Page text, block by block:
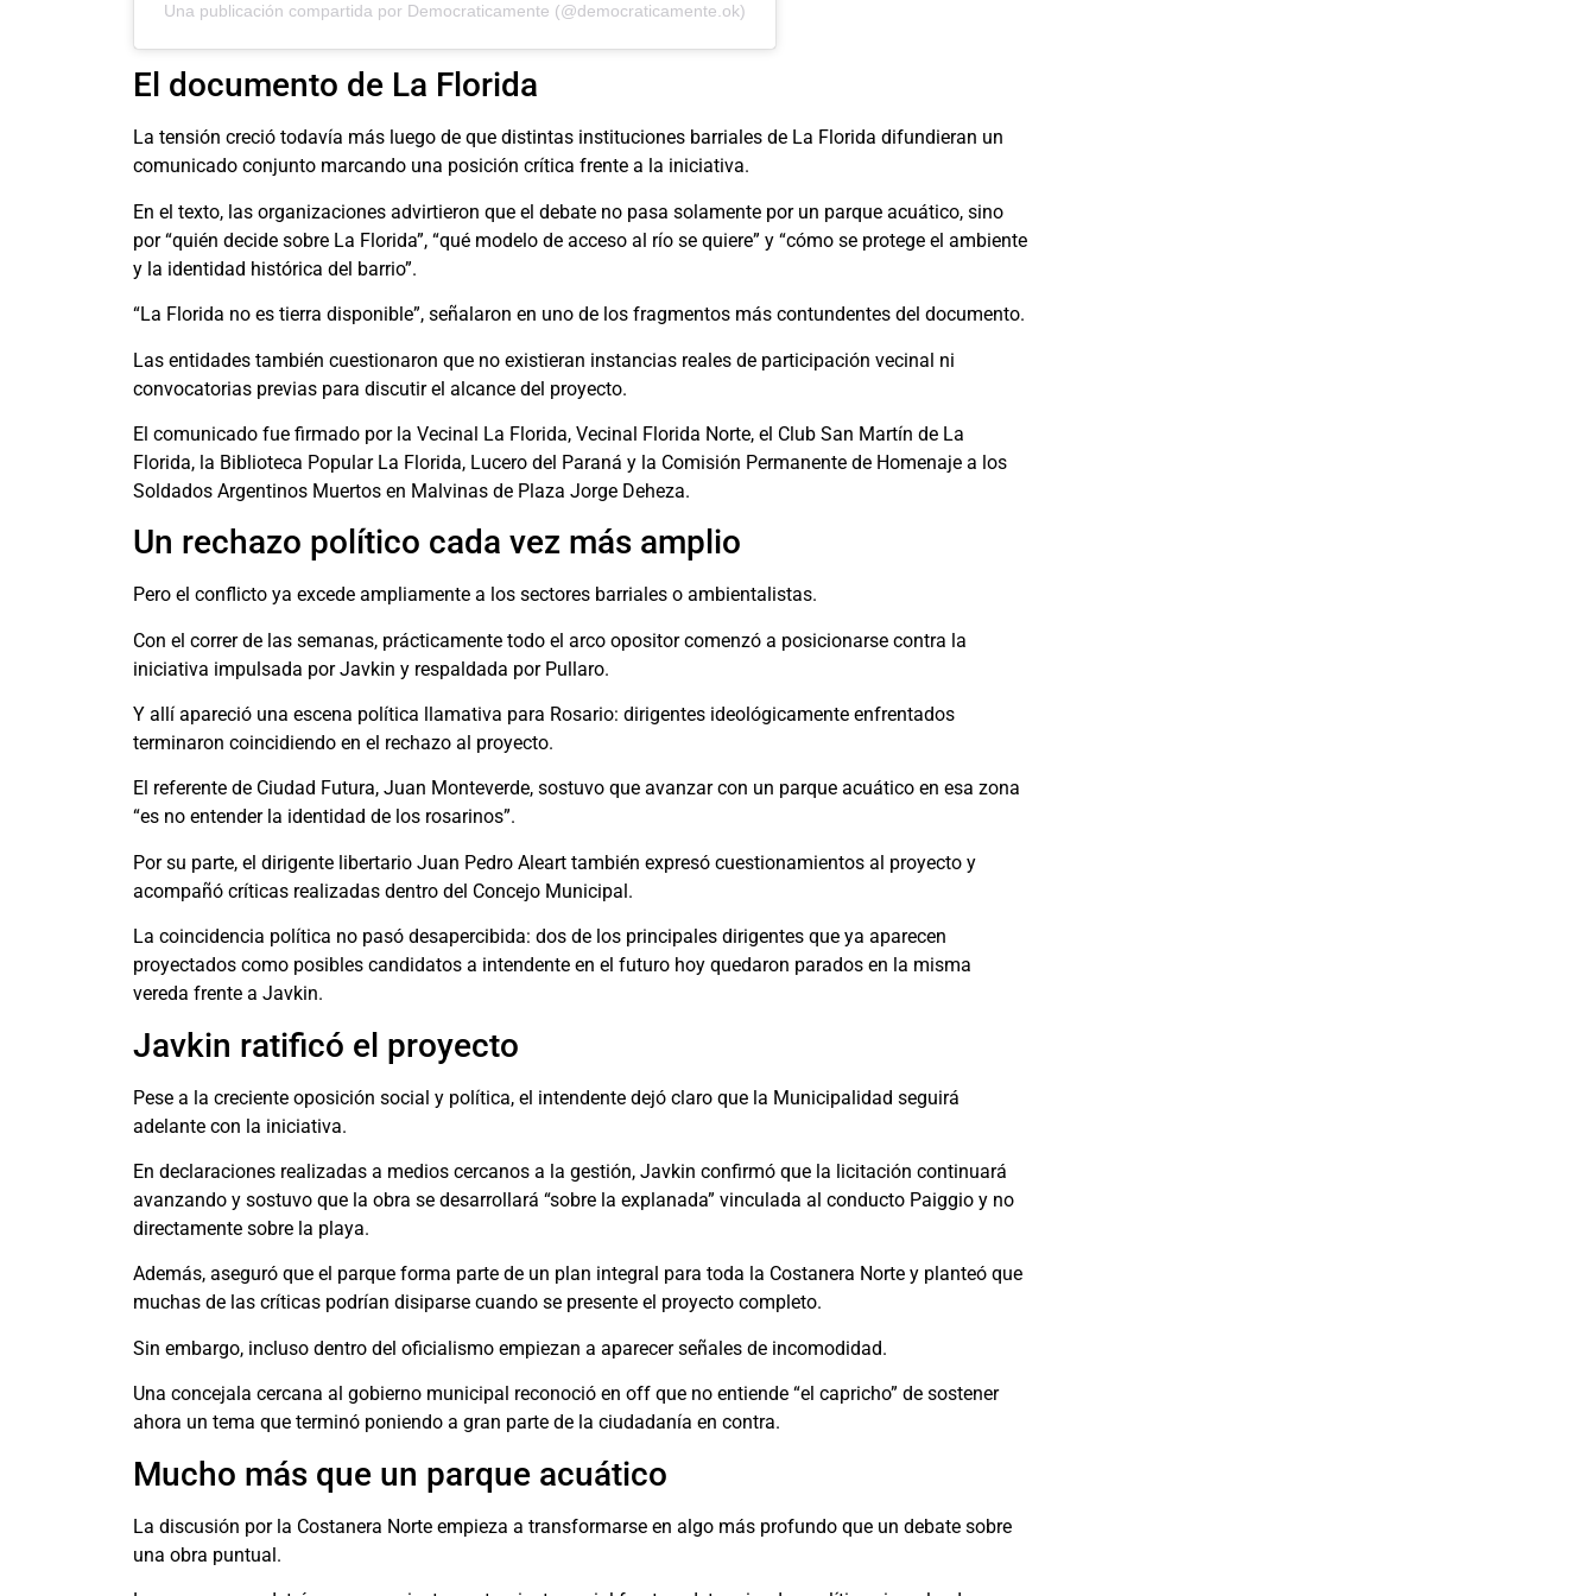
Una publicación compartida por Democraticamente (@democraticamente.ok)
El documento de La Florida
La tensión creció todavía más luego de que distintas instituciones barriales de La Florida difundieran un
comunicado conjunto marcando una posición crítica frente a la iniciativa.
En el texto, las organizaciones advirtieron que el debate no pasa solamente por un parque acuático, sino
por “quién decide sobre La Florida”, “qué modelo de acceso al río se quiere” y “cómo se protege el ambiente
y la identidad histórica del barrio”.
“La Florida no es tierra disponible”, señalaron en uno de los fragmentos más contundentes del documento.
Las entidades también cuestionaron que no existieran instancias reales de participación vecinal ni
convocatorias previas para discutir el alcance del proyecto.
El comunicado fue firmado por la Vecinal La Florida, Vecinal Florida Norte, el Club San Martín de La
Florida, la Biblioteca Popular La Florida, Lucero del Paraná y la Comisión Permanente de Homenaje a los
Soldados Argentinos Muertos en Malvinas de Plaza Jorge Deheza.
Un rechazo político cada vez más amplio
Pero el conflicto ya excede ampliamente a los sectores barriales o ambientalistas.
Con el correr de las semanas, prácticamente todo el arco opositor comenzó a posicionarse contra la
iniciativa impulsada por Javkin y respaldada por Pullaro.
Y allí apareció una escena política llamativa para Rosario: dirigentes ideológicamente enfrentados
terminaron coincidiendo en el rechazo al proyecto.
El referente de Ciudad Futura, Juan Monteverde, sostuvo que avanzar con un parque acuático en esa zona
“es no entender la identidad de los rosarinos”.
Por su parte, el dirigente libertario Juan Pedro Aleart también expresó cuestionamientos al proyecto y
acompañó críticas realizadas dentro del Concejo Municipal.
La coincidencia política no pasó desapercibida: dos de los principales dirigentes que ya aparecen
proyectados como posibles candidatos a intendente en el futuro hoy quedaron parados en la misma
vereda frente a Javkin.
Javkin ratificó el proyecto
Pese a la creciente oposición social y política, el intendente dejó claro que la Municipalidad seguirá
adelante con la iniciativa.
En declaraciones realizadas a medios cercanos a la gestión, Javkin confirmó que la licitación continuará
avanzando y sostuvo que la obra se desarrollará “sobre la explanada” vinculada al conducto Paiggio y no
directamente sobre la playa.
Además, aseguró que el parque forma parte de un plan integral para toda la Costanera Norte y planteó que
muchas de las críticas podrían disiparse cuando se presente el proyecto completo.
Sin embargo, incluso dentro del oficialismo empiezan a aparecer señales de incomodidad.
Una concejala cercana al gobierno municipal reconoció en off que no entiende “el capricho” de sostener
ahora un tema que terminó poniendo a gran parte de la ciudadanía en contra.
Mucho más que un parque acuático
La discusión por la Costanera Norte empieza a transformarse en algo más profundo que un debate sobre
una obra puntual.